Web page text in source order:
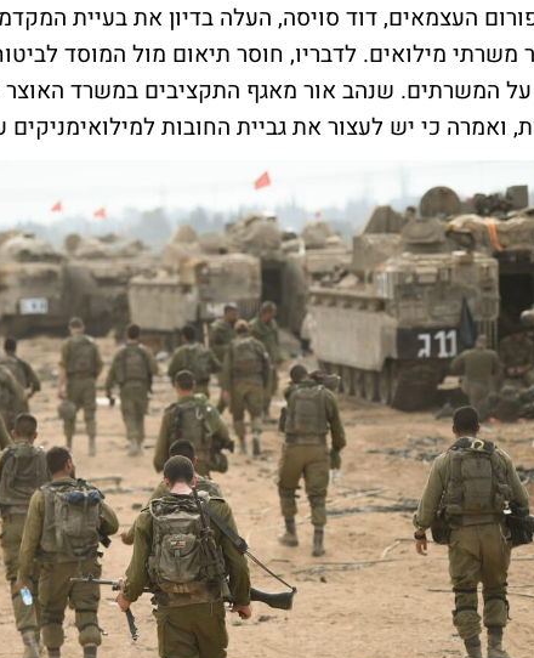
העצמאים, דוד סויסה, העלה בדיון את בעיית
משרתי מילואים. לדבריו, חוסר תיאום מול המוסד
המשרתים. שנהב אור מאגף התקציבים במשרד האוצר
ואמרה כי יש לעצור את גביית החובות